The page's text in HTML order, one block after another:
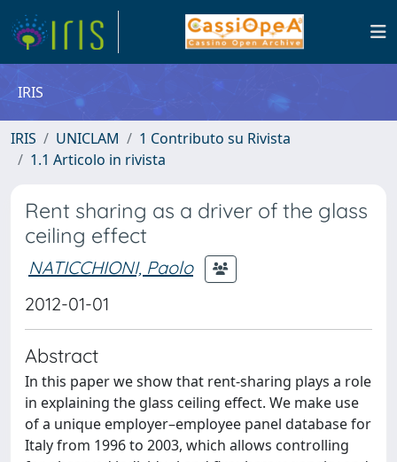
IRIS
IRIS UNICLAM
1 Contributo su Rivista
1.1 Articolo in rivista
Rent sharing as a driver of the glass
ceiling effect
NATICCHIONI, Paolo
2012-01-01
Abstract
In this paper we show that rent-sharing plays a role
in explaining the glass ceiling effect. We make use
of a unique employer–employee panel database for
Italy from 1996 to 2003, which allows controlling